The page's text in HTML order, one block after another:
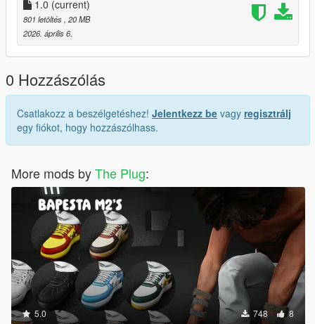
1.0 (current)
801 letöltés , 20 MB
2026. április 6.
0 Hozzászólás
Csatlakozz a beszélgetéshez! Jelentkezz be vagy regisztrálj
egy fiókot, hogy hozzászólhass.
More mods byThe Plug:
5.0 748 8